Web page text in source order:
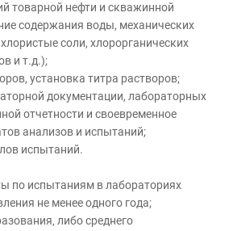
товарной нефти и скважинной
содержания воды, механических
соли, хлорорганических
и т.д.);
установка титра растворов;
документации, лабораторных
отчетности и своевременное
анализов и испытаний;
испытаний.
по испытаниям в лабораториях
не менее одного года;
либо среднего